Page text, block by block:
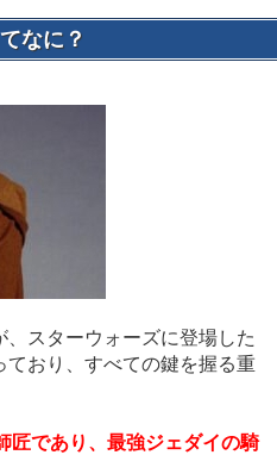
なに？
スターウォーズに登場した
おり、すべての鍵を握る重
匠であり、最強ジェダイの騎